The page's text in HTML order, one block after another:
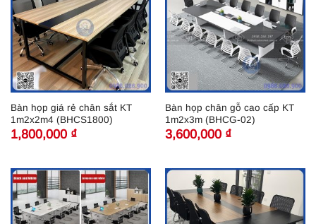
Bàn họp giá rẻ chân sắt KT
1m2x2m4 (BHCS1800)
1,800,000 ₫
Bàn họp chân gỗ cao cấp KT
1m2x3m (BHCG-02)
3,600,000 ₫